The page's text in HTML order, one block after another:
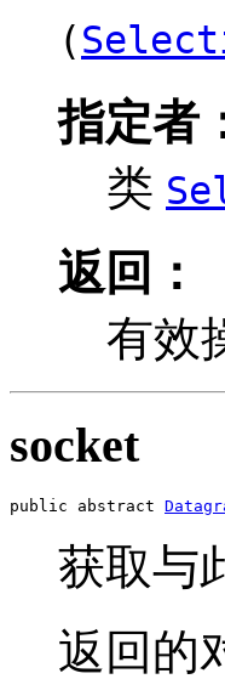
(
指定者
类
返回：
有效
socket
public abstract
获取与
返回的